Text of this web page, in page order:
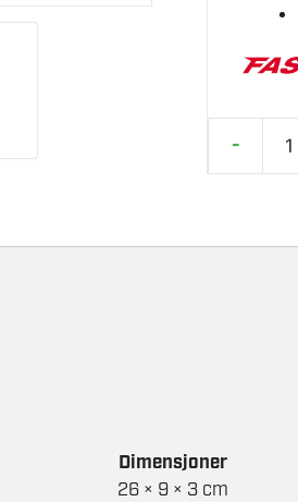
-
MILWAUKEE
Dimensjoner
26 × 9 × 3 cm